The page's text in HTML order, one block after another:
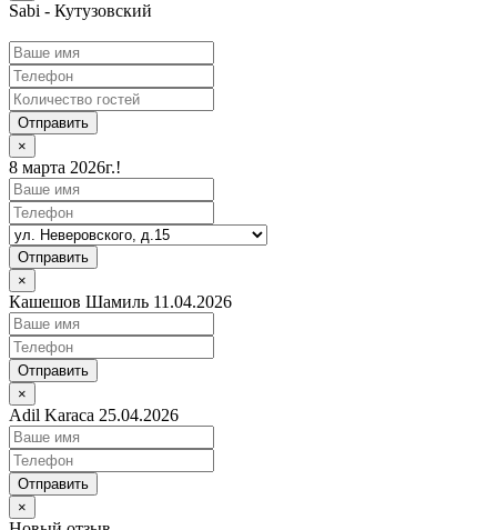
Sabi - Кутузовский
Отправить
×
8 марта 2026г.!
Отправить
×
Кашешов Шамиль 11.04.2026
Отправить
×
Adil Karaca 25.04.2026
Отправить
×